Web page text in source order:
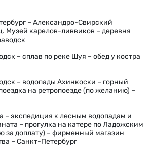
– Александро-Свирский
Музей карелов-ливвиков – деревня
– сплав по реке Шуя – обед у костра
– водопады Ахинкоски – горный
на ретропоезде (по желанию) –
– экспедиция к лесным водопадам и
– прогулка на катере по Ладожским
за доплату) – фирменный магазин
– Санкт-Петербург